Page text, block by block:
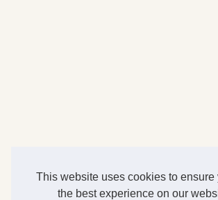
This website uses cookies to ensure
the best experience on our